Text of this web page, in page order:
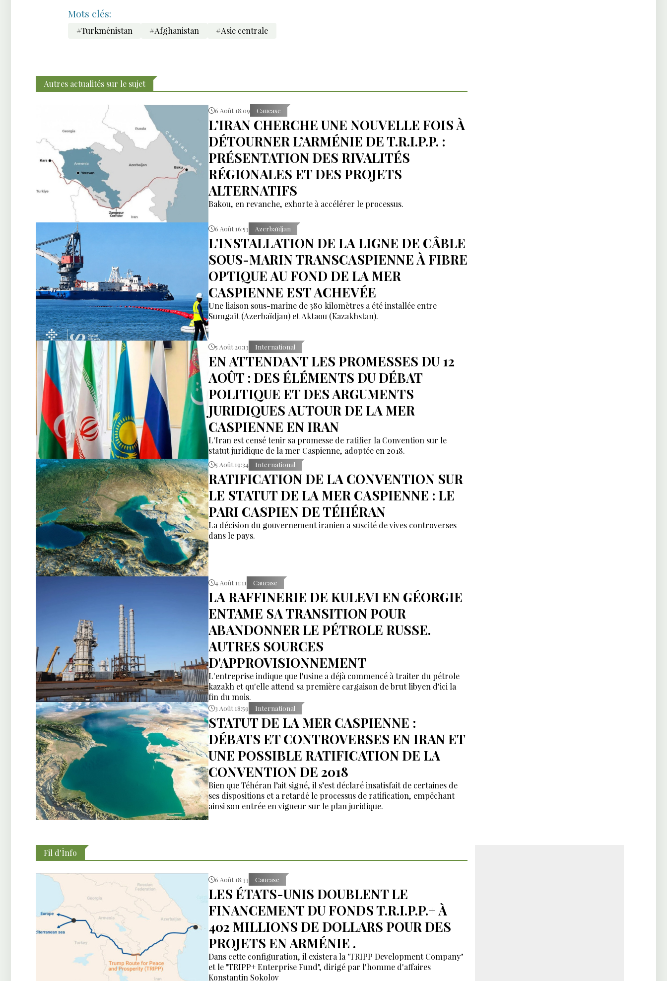
Mots clés:
#Turkménistan #Afghanistan #Asie centrale
Autres actualités sur le sujet
6 Août 18:09 Caucase
L’IRAN CHERCHE UNE NOUVELLE FOIS À
DÉTOURNER L’ARMÉNIE DE T.R.I.P.P. :
PRÉSENTATION DES RIVALITÉS
RÉGIONALES ET DES PROJETS
ALTERNATIFS
Bakou, en revanche, exhorte à accélérer le processus.
6 Août 16:53 Azerbaïdjan
L'INSTALLATION DE LA LIGNE DE CÂBLE
SOUS-MARIN TRANSCASPIENNE À FIBRE
OPTIQUE AU FOND DE LA MER
CASPIENNE EST ACHEVÉE
Une liaison sous-marine de 380 kilomètres a été installée entre
Sumgaït (Azerbaïdjan) et Aktaou (Kazakhstan).
5 Août 20:13 International
EN ATTENDANT LES PROMESSES DU 12
AOÛT : DES ÉLÉMENTS DU DÉBAT
POLITIQUE ET DES ARGUMENTS
JURIDIQUES AUTOUR DE LA MER
CASPIENNE EN IRAN
L'Iran est censé tenir sa promesse de ratifier la Convention sur le
statut juridique de la mer Caspienne, adoptée en 2018.
5 Août 19:34 International
RATIFICATION DE LA CONVENTION SUR
LE STATUT DE LA MER CASPIENNE : LE
PARI CASPIEN DE TÉHÉRAN
La décision du gouvernement iranien a suscité de vives controverses
dans le pays.
4 Août 11:11 Caucase
LA RAFFINERIE DE KULEVI EN GÉORGIE
ENTAME SA TRANSITION POUR
ABANDONNER LE PÉTROLE RUSSE.
AUTRES SOURCES
D'APPROVISIONNEMENT
L'entreprise indique que l'usine a déjà commencé à traiter du pétrole
kazakh et qu'elle attend sa première cargaison de brut libyen d'ici la
fin du mois.
3 Août 18:59 International
STATUT DE LA MER CASPIENNE :
DÉBATS ET CONTROVERSES EN IRAN ET
UNE POSSIBLE RATIFICATION DE LA
CONVENTION DE 2018
Bien que Téhéran l’ait signé, il s’est déclaré insatisfait de certaines de
ses dispositions et a retardé le processus de ratification, empêchant
ainsi son entrée en vigueur sur le plan juridique.
Fil d'İnfo
6 Août 18:33 Caucase
LES ÉTATS-UNIS DOUBLENT LE
FINANCEMENT DU FONDS T.R.I.P.P.+ À
402 MILLIONS DE DOLLARS POUR DES
PROJETS EN ARMÉNIE .
Dans cette configuration, il existera la "TRIPP Development Company"
et le "TRIPP+ Enterprise Fund", dirigé par l'homme d'affaires
Konstantin Sokolov